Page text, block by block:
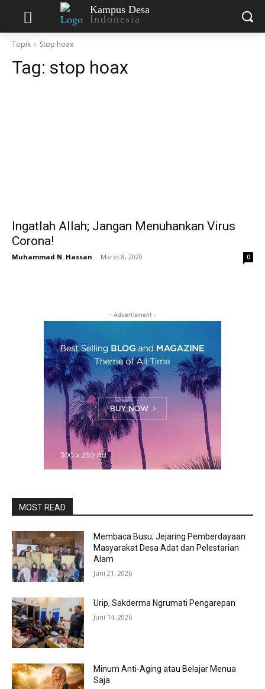
Kampus Desa
Indonesia
Topik Stop hoax
Tag: stop hoax
Ingatlah Allah; Jangan Menuhankan Virus
Corona!
Muhammad N. Hassan - Maret 8, 2020 0
- Advertisment -
MOST READ
Membaca Busu; Jejaring Pemberdayaan
Masyarakat Desa Adat dan Pelestarian
Alam
Juni 21, 2026
Urip, Sakderma Ngrumati Pengarepan
Juni 14, 2026
Minum Anti-Aging atau Belajar Menua
Saja